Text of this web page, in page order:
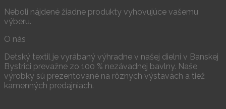
Neboli nájdené žiadne produkty vyhovujúce vašemu
výberu.
O nás
Detský textil je vyrábaný výhradne v našej dielni v Banskej
Bystrici prevažne zo 100 % nezávadnej bavlny. Naše
výrobky sú prezentované na rôznych výstavách a tiež
kamenných predajniach.